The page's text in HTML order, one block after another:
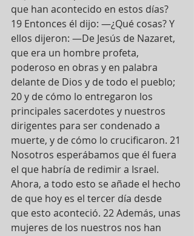
que han acontecido en estos días?
19 Entonces él dijo: —¿Qué cosas? Y
ellos dijeron: —De Jesús de Nazaret,
que era un hombre profeta,
poderoso en obras y en palabra
delante de Dios y de todo el pueblo;
20 y de cómo lo entregaron los
principales sacerdotes y nuestros
dirigentes para ser condenado a
muerte, y de cómo lo crucificaron. 21
Nosotros esperábamos que él fuera
el que habría de redimir a Israel.
Ahora, a todo esto se añade el hecho
de que hoy es el tercer día desde
que esto aconteció. 22 Además, unas
mujeres de los nuestros nos han